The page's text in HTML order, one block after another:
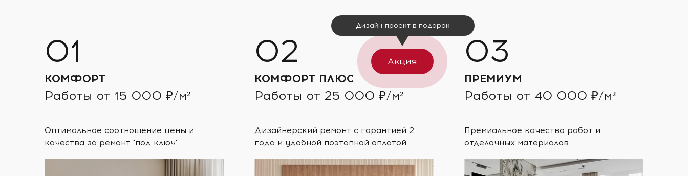
КОМФОРТ
Работы от 15 000 ₽/м²
Оптимальное соотношение цены и
качества за ремонт "под ключ".
КОМФОРТ ПЛЮС
Работы от 25 000 ₽/м²
Дизайнерский ремонт с гарантией 2
года и удобной поэтапной оплатой
Акция
Дизайн-проект в подарок
ПРЕМИУМ
Работы от 40 000 ₽/м²
Премиальное качество работ и
отделочных материалов